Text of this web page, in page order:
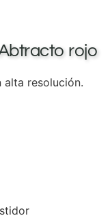
rojo
alta resolución.